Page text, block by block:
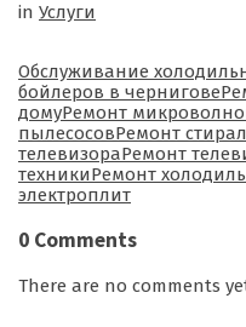
in Услуги
Tags:
Обслуживание
бойлеров в чернигове
домуРемонт
пылесосовРемонт
телевизораРемонт
техникиРемонт
электроплит
0 Comments
There are no comments